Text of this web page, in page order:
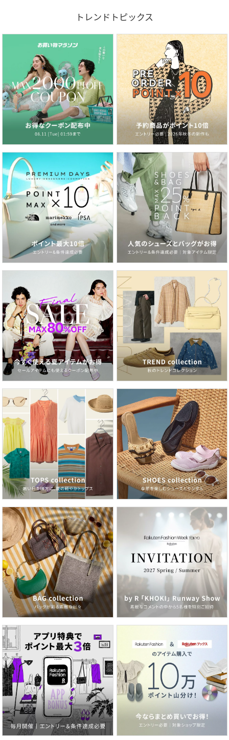
トレンドトピックス